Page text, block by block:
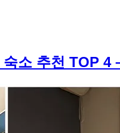
소 추천 TOP 4